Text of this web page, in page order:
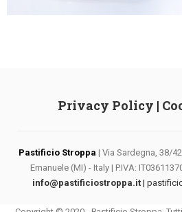
Privacy Policy |
Pastificio Stroppa | Via Sardegna, 38/
Emanuele (MI) - Italy | P.IVA:
info@pastificiostroppa.it|